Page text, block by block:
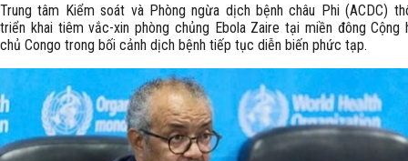
Trung tâm Kiểm soát và Phòng ngừa dịch bệnh châu Phi (ACDC)
triển khai tiêm vắc-xin phòng chủng Ebola Zaire tại miền đông Cộng
chủ Congo trong bối cảnh dịch bệnh tiếp tục diễn biến phức tạp.